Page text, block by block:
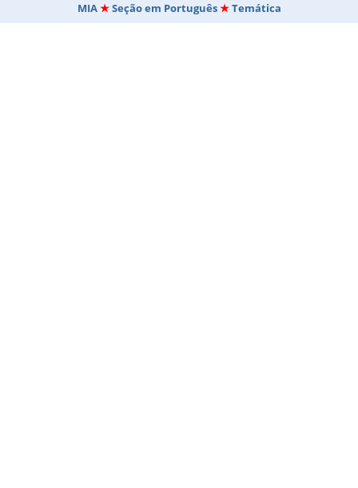
MIA Seção em Português Temática